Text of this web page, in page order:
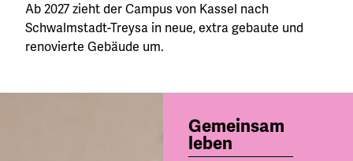
Ab 2027 zieht der Campus von Kassel nach
Schwalmstadt-Treysa in neue, extra gebaute und
renovierte Gebäude um.
Gemeinsam
leben